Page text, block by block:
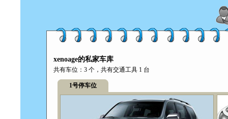
xenoage的私家车库
共有车位：3 个，共有交通工具 1 台
1号停车位